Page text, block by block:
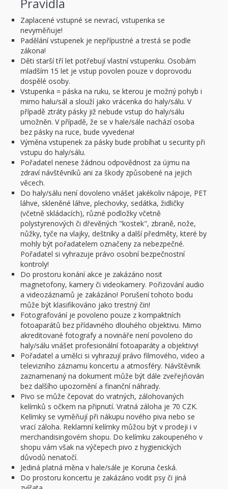
Zaplacené vstupné se nevrací, vstupenka se
nevyměňuje!
Padělání vstupenek je nepřípustné a trestá se podle
zákona!
Děti starší tří let potřebují vlastní vstupenku. Osobám
mladším 15 let je vstup povolen pouze v doprovodu
dospělé osoby.
Vstupenka = páska na ruku, se kterou je možný pohyb i
mimo halu/sál a slouží jako vrácenka do haly/sálu. V
případě ztráty pásky již nebude vstup do haly/sálu
umožněn. V případě, že se v hale/sále nachází osoba
bez pásky na ruce, bude vyvedena!
Výměna vstupenek za pásky bude probíhat u security při
vstupu do haly/sálu.
Pořadatel nenese žádnou odpovědnost za újmu na
zdraví návštěvníků ani za škody způsobené na jejich
věcech.
Do haly/sálu není dovoleno vnášet jakékoliv nápoje, PET
láhve, skleněné láhve, plechovky, sedátka, židličky
(včetně skládacích), různé podložky včetně
polystyrenových či dřevěných "kostek", zbraně, nože,
nůžky, tyče na vlajky, deštníky a další předměty, které by
mohly být pořadatelem označeny za nebezpečné.
Pořadatel si vyhrazuje právo osobní bezpečnostní
kontroly!
Do prostoru konání akce je zakázáno nosit
magnetofony, kamery či videokamery. Pořizování audio
a videozáznamů je zakázáno! Porušení tohoto bodu
může být klasifikováno jako trestný čin!
Fotografování je povoleno pouze z kompaktních
fotoaparátů bez přídavného dlouhého objektivu. Mimo
akreditované fotografy a novináře není povoleno do
haly/sálu vnášet profesionální fotoaparáty a objektivy!
Pořadatel a umělci si vyhrazují právo filmového, video a
televizního záznamu koncertu a atmosféry. Návštěvník
zaznamenaný na dokument může být dále zveřejňován
bez dalšího upozornění a finanční náhrady.
Pivo se může čepovat do vratných, zálohovaných
kelímků s očkem na připnutí. Vratná záloha je 70 CZK.
Kelímky se vyměňují při nákupu nového piva nebo se
vrací záloha. Reklamní kelímky můžou být v prodeji i v
merchandisingovém shopu. Do kelímku zakoupeného v
shopu vám však na výčepech pivo z hygienických
důvodů nenatočí.
Jediná platná měna v hale/sále je Koruna česká.
Do prostoru koncertu je zakázáno vodit psy či jiná